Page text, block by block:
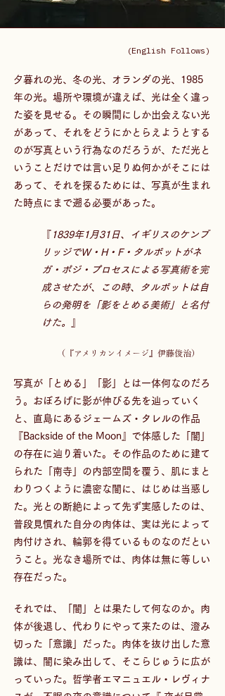
(English Follows)
夕暮れの光、冬の光、オランダの光、1985
年の光。場所や環境が違えば、光は全く違っ
た姿を見せる。その瞬間にしか出会えない光
があって、それをどうにかとらえようとする
のが写真という行為なのだろうが、ただ光と
いうことだけでは言い足りぬ何かがそこには
あって、それを探るためには、写真が生まれ
た時点にまで遡る必要があった。
『 1839年1月31日、イギリスのケンブ
リッジでW・H・F・タルボットがネ
ガ・ポジ・プロセスによる写真術を完
成させたが、この時、タルボットは自
らの発明を「影をとめる美術」と名付
けた。
』
（『アメリカンイメージ』伊藤俊治）
写真が「とめる」「影」とは一体何なのだろ
う。おぼろげに影が伸びる先を辿っていく
と、直島にあるジェームズ・タレルの作品
『Backside of the Moon』で体感した「闇」
の存在に辿り着いた。その作品のために建て
られた「南寺」の内部空間を覆う、肌にまと
わりつくように濃密な闇に、はじめは当惑し
た。光との断絶によって先ず実感したのは、
普段見慣れた自分の肉体は、実は光によって
肉付けされ、輪郭を得ているものなのだとい
うこと。光なき場所では、肉体は無に等しい
存在だった。
それでは、「闇」とは果たして何なのか。肉
体が後退し、代わりにやって来たのは、澄み
切った「意識」だった。肉体を抜け出した意
識は、闇に染み出して、そこらじゅうに広が
っていった。哲学者エマニュエル・レヴィナ